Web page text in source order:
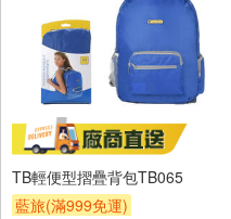
TB輕便型摺疊背包TB065
藍旅(滿999免運)